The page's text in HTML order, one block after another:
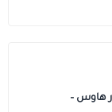
أنكر 521 باور هاوس –